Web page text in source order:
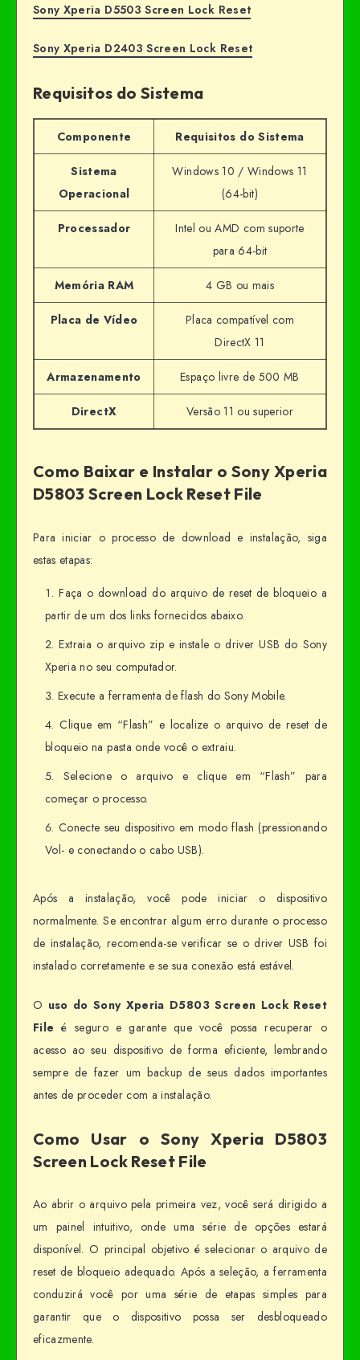
Sony Xperia D5503 Screen Lock Reset
Sony Xperia D2403 Screen Lock Reset
Requisitos do Sistema
Componente Requisitos do Sistema
Sistema
Operacional
Windows 10 / Windows 11
(64-bit)
Processador
Intel ou AMD com suporte
para 64-bit
Memória RAM 4 GB ou mais
Placa de Vídeo
Placa compatível com
DirectX 11
Armazenamento Espaço livre de 500 MB
DirectX Versão 11 ou superior
Como Baixar e Instalar o Sony Xperia
D5803 Screen Lock Reset File
Para iniciar o processo de download e instalação, siga
estas etapas:
Faça o download do arquivo de reset de bloqueio a
partir de um dos links fornecidos abaixo.
Extraia o arquivo zip e instale o driver USB do Sony
Xperia no seu computador.
Execute a ferramenta de flash do Sony Mobile.
Clique em “Flash” e localize o arquivo de reset de
bloqueio na pasta onde você o extraiu.
Selecione o arquivo e clique em “Flash” para
começar o processo.
Conecte seu dispositivo em modo flash (pressionando
Vol- e conectando o cabo USB).
Após a instalação, você pode iniciar o dispositivo
normalmente. Se encontrar algum erro durante o processo
de instalação, recomenda-se verificar se o driver USB foi
instalado corretamente e se sua conexão está estável.
O uso do Sony Xperia D5803 Screen Lock Reset
File é seguro e garante que você possa recuperar o
acesso ao seu dispositivo de forma eficiente, lembrando
sempre de fazer um backup de seus dados importantes
antes de proceder com a instalação.
Como Usar o Sony Xperia D5803
Screen Lock Reset File
Ao abrir o arquivo pela primeira vez, você será dirigido a
um painel intuitivo, onde uma série de opções estará
disponível. O principal objetivo é selecionar o arquivo de
reset de bloqueio adequado. Após a seleção, a ferramenta
conduzirá você por uma série de etapas simples para
garantir que o dispositivo possa ser desbloqueado
eficazmente.